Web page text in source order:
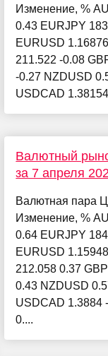
Изменение, %
0.43 EURJPY
EURUSD
211.522 -0.08
-0.27 NZDUSD
USDCAD
Валютный
за 7 апреля
Валютная пара
Изменение, %
0.64 EURJPY
EURUSD
212.058 0.37
0.43 NZDUSD
USDCAD 1.3884
0....